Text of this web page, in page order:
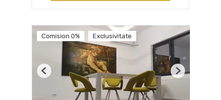
Comision 0% Exclusivitate
Previous Next